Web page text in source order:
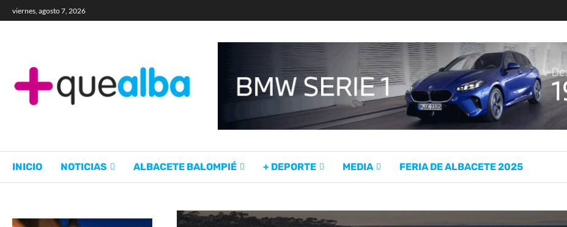
viernes, agosto 7, 2026
INICIO NOTICIAS ALBACETE BALOMPIÉ + DEPORTE MEDIA FERIA DE ALBACETE 2025